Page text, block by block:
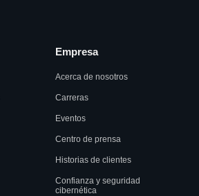
Empresa
Acerca de nosotros
Carreras
Eventos
Centro de prensa
Historias de clientes
Confianza y seguridad
cibernética